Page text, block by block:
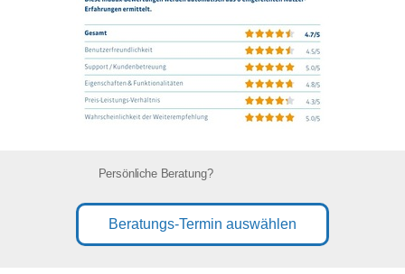
Beratungs-Termin auswählen
Persönliche Beratung?